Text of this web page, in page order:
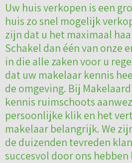
Uw huis verkopen is een
huis zo snel mogelijk
zijn dat u het maximaal
Schakel dan één van onze
in die alle zaken voor u
dat uw makelaar kennis
de omgeving. Bij
kennis ruimschoots
persoonlijke klik en het
makelaar belangrijk. We
de duizenden tevreden
succesvol door ons